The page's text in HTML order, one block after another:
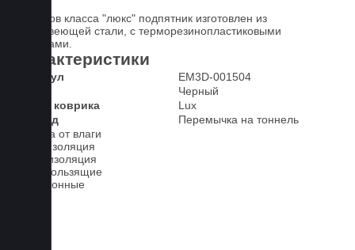
У ковров класса "люкс" подпятник изготовлен из
нержавеющей стали, с терморезинопластиковыми
вставками.
Характеристики
Артикул
EM3D-001504
Черный
Класс коврика
Lux
2-й ряд
Перемычка на тоннель
Защита от влаги
Шумоизоляция
Теплоизоляция
Антискользящие
Всесезонные